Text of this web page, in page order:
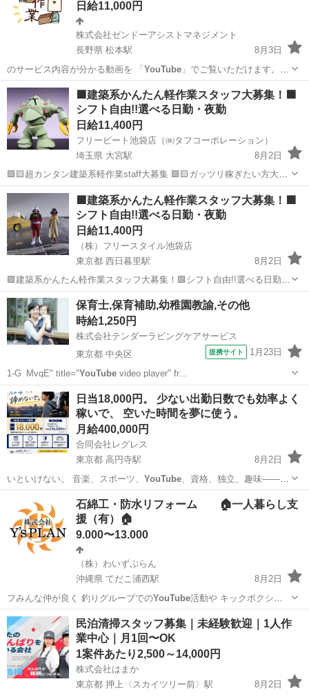
日給11,000円
株式会社ゼンドーアシストマネジメント
長野県 松本駅
8月3日
のサービス内容が分かる動画を 「YouTube」でご覧いただけます。
ご応募さ…
長野 松本市 松本駅 その他 スタッフ
🟩建築系かんたん軽作業スタッフ大募集！🟩
シフト自由!!選べる日勤・夜勤
日給11,400円
フリービート池袋店（㈱タフコーポレーション）
埼玉県 大宮駅
8月2日
🟪🟨超カンタン建築系軽作業staff大募集 🟪🟨ガッツリ稼ぎたい方大歓
迎！選べる日勤・夜勤 🟪🟨即勤務可＆日払いでスグ給与ＧＥＴ 🟩週1
～okでライフスタイルに合わせられる ◇単発で１日だけで！ ◇気軽に
週...
埼玉 さいたま市 大宮駅 建築 スタッフ
🟩建築系かんたん軽作業スタッフ大募集！🟩
シフト自由!!選べる日勤・夜勤
日給11,400円
（株）フリースタイル池袋店
東京都 西日暮里駅
8月2日
🟩建築系かんたん軽作業スタッフ大募集！🟩シフト自由!!選べる日勤・
夜勤🟪🟨超カンタン建築系軽作業staff大募集 🟪🟨ガッツリ稼ぎたい方
大歓迎！選べる日勤・夜勤 🟪🟨即勤務可＆日払いでスグ給与ＧＥＴ 🟩
週1～o...
東京 荒川区 西日暮里駅 建築 スタッフ
保育士,保育補助,幼稚園教諭,その他
時給1,250円
株式会社テンダーラビングケアサービス
東京都 中央区
提携サイト 1月23日
1-G_MvqE" title="YouTubevideo player" fr…
東京 中央区 保育士
日当18,000円。 少ない出勤日数でも効率よく
稼いで、 空いた時間を夢に使う。
月給400,000円
合同会社レグレス
東京都 高円寺駅
8月2日
いといけない。 音楽、スポーツ、 YouTube、資格、独立、趣味――
本気で挑戦…杉並区 高円寺駅 ドライバー スタッフ
石綿工・防水リフォーム 🏠一人暮らし支
援（有）🏠
9.000〜13.000
（株）わいずぷらん
沖縄県 てだこ浦西駅
8月2日
フみんな仲が良く 釣りグループでのYouTube活動や キックボクシン
ググループ、…
沖縄 沖縄市 てだこ浦西駅 建築 クラブ
民泊清掃スタッフ募集｜未経験歓迎｜1人作
業中心｜月1回〜OK
1案件あたり2,500～14,000円
株式会社はまか
東京都 押上〈スカイツリー前〉駅
8月2日